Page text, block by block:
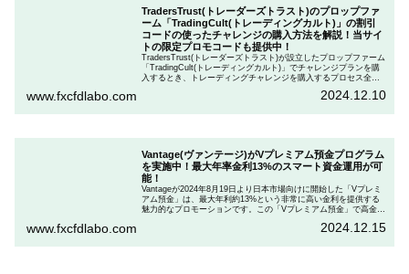
TradersTrust(トレーダーズトラスト)のプロップファ
ーム「TradingCult(トレーディングカルト)」の割引
コードの使ったチャレンジの購入方法を解説！当サイ
トの限定プロモコードも提供中！
TradersTrust(トレーダーズトラスト)が設立したプロップファーム
「TradingCult(トレーディングカルト)」でチャレンジプランを購
入するとき、トレーディングチャレンジを購入するプロセス全体
ます。さらに、TradingCultがほぼ定期的に実施している割引コー
www.fxcfdlabo.com 2024.12.10
Vantage(ヴァンテージ)がVプレミアム預金プログラム
を実施中！最大年率金利13%のスマート資金運用が可
能！
Vantageが2024年8月19日より日本市場向けに開始した「Vプレミ
アム預金」は、最大年利約13%という非常に高い金利を提供する
魅力的なプロモーションです。この「Vプレミアム預金」で高金利
「Vプレミアム預金」を行いたい人は、この記事をしっかりと読ん
www.fxcfdlabo.com 2024.12.15